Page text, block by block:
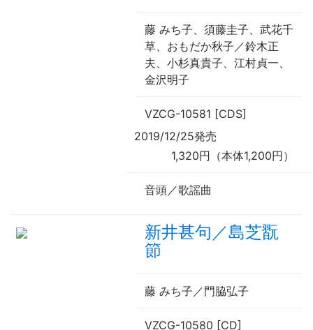
藤 みち子、須藤圭子、武花千
草、おもだか秋子／鈴木正
夫、小杉真貴子、江村貞一、
金沢明子
VZCG-10581 [CDS]
2019/12/25発売
1,320円（本体1,200円）
音頭／歌謡曲
新井甚句／島芝翫
節
藤 みち子／門脇弘子
VZCG-10580 [CD]